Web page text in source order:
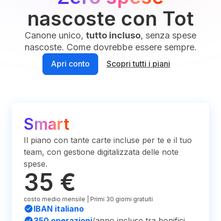
nascoste con Tot
Canone unico, tutto incluso, senza spese
nascoste. Come dovrebbe essere sempre.
Apri conto Scopri tutti i piani
Smart
Il piano con tante carte incluse per te e il tuo
team, con gestione digitalizzata delle note
spese.
35 €
costo medio mensile | Primi 30 giorni gratuiti
IBAN italiano